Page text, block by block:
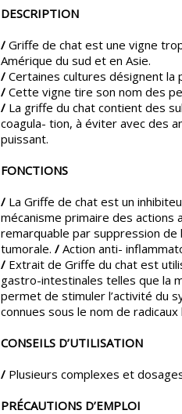
DESCRIPTION
/ Griffe de chat est une vigne
Amérique du sud et en Asie.
/ Certaines cultures désignent la
/ Cette vigne tire son nom des
/ La griffe du chat contient des
coagula- tion, à éviter avec des
puissant.
FONCTIONS
/ La Griffe de chat est un
mécanisme primaire des
remarquable par suppression de
tumorale. / Action anti-
/ Extrait de Griffe du chat est
gastro-intestinales telles que la
permet de stimuler l’activité du
connues sous le nom de
CONSEILS D’UTILISATION
/ Plusieurs complexes et
PRÉCAUTIONS D’EMPLOI